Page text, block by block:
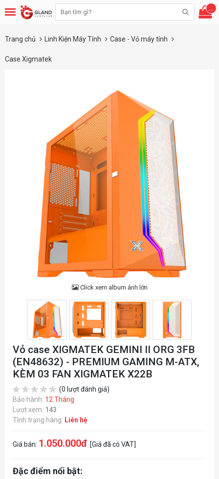
...
Trang chủ Linh Kiện Máy Tính Case - Vỏ máy tính
Case Xigmatek
Click xem album ảnh lớn
Vỏ case XIGMATEK GEMINI II ORG 3FB
(EN48632) - PREMIUM GAMING M-ATX,
KÈM 03 FAN XIGMATEK X22B
(0 lượt đánh giá)
Bảo hành: 12 Tháng
Lượt xem: 143
Tình trạng hàng: Liên hệ
Giá bán: 1.050.000đ [Giá đã có VAT]
Đặc điểm nổi bật: